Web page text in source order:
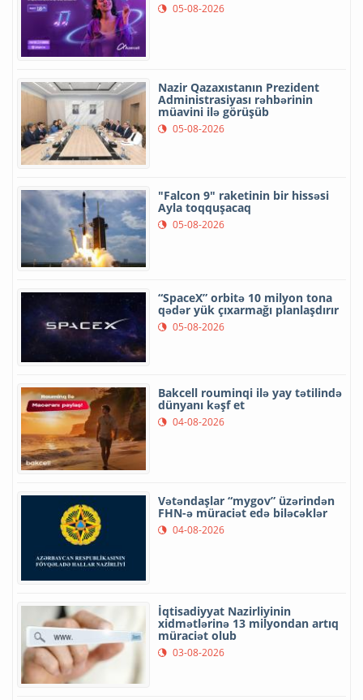
05-08-2026
Nazir Qazaxıstanın Prezident
Administrasiyası rəhbərinin
müavini ilə görüşüb
05-08-2026
"Falcon 9" raketinin bir hissəsi
Ayla toqquşacaq
05-08-2026
“SpaceX” orbitə 10 milyon tona
qədər yük çıxarmağı planlaşdırır
05-08-2026
Bakcell rouminqi ilə yay tətilində
dünyanı kəşf et
04-08-2026
Vətəndaşlar “mygov” üzərindən
FHN-ə müraciət edə biləcəklər
04-08-2026
İqtisadiyyat Nazirliyinin
xidmətlərinə 13 milyondan artıq
müraciət olub
03-08-2026